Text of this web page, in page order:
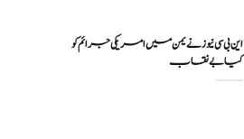
این بی سی نیوز نے یمن میں امریکی جرائم کو